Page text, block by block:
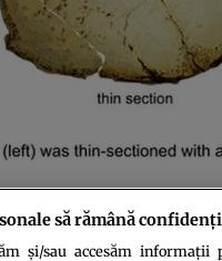
Eurek Alert
să rămână
și/sau accesăm informații